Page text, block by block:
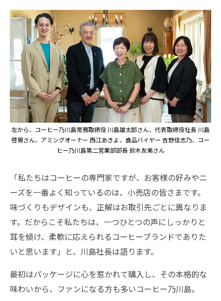
左から、コーヒー乃川島常務取締役 川島雄太郎さん、代表取締役社長 川島
啓晃さん、アミングオーナー 西江あきよ、食品バイヤー 吉野佳志乃、コー
ヒー乃川島第二営業部部長 鈴木友美さん
「私たちはコーヒーの専門家ですが、お客様の好みやニ
ーズを一番よく知っているのは、小売店の皆さまです。
味づくりもデザインも、正解はお取引先ごとに異なりま
す。だからこそ私たちは、一つひとつの声にしっかりと
耳を傾け、柔軟に応えられるコーヒーブランドでありた
いと思います」と、川島社長は語ります。
最初はパッケージに心を惹かれて購入し、その本格的な
味わいから、ファンになる方も多いコーヒー乃川島。